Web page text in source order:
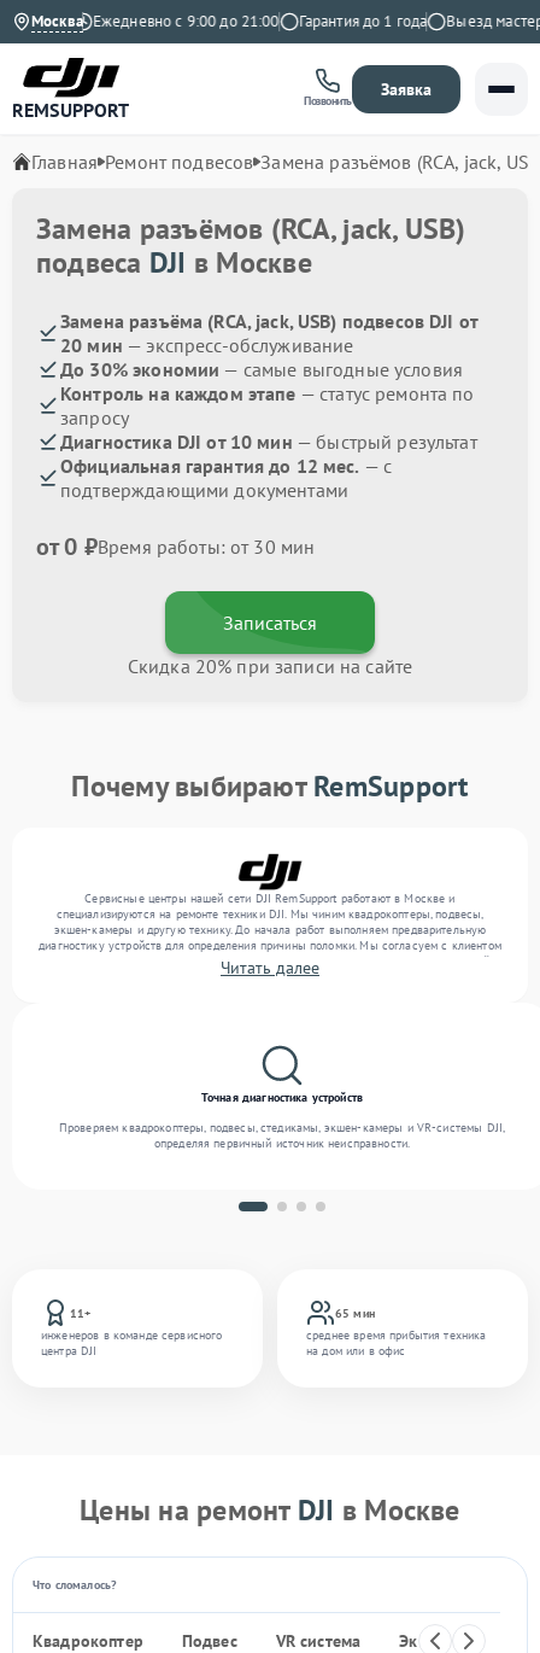
МоскваЕжедневно с 9:00 до 21:00 Гарантия до 1 года Выезд мастера
REMSUPPORT Позвонить
Заявка
Главная Ремонт подвесов Замена разъёмов (RCA, jack,
Замена разъёмов (RCA, jack, USB)
подвеса DJI в Москве
Замена разъёма (RCA, jack, USB) подвесов DJI от
20 мин — экспресс-обслуживание
До 30% экономии — самые выгодные условия
Контроль на каждом этапе — статус ремонта по
запросу
Диагностика DJI от 10 мин — быстрый результат
Официальная гарантия до 12 мес. — с
подтверждающими документами
от 0 ₽Время работы: от 30 мин
Записаться
Скидка 20% при записи на сайте
Почему выбираютRemSupport
Сервисные центры нашей сети DJI RemSupport работают в Москве и
специализируются на ремонте техники DJI. Мы чиним квадрокоптеры, подвесы,
экшен-камеры и другую технику. До начала работ выполняем предварительную
диагностику устройств для определения причины поломки. Мы согласуем с клиентом
перечень необходимых работ и их стоимость, затем выполняем ремонт с заменой
деталей по необходимости. В конце подтверждаем качество оказанных услуг
Читать далее
11+
инженеров в команде сервисного
центра DJI
65 мин
среднее время прибытия техника
на дом или в офис
Точная диагностика устройств
Проверяем квадрокоптеры, подвесы, стедикамы, экшен-камеры и VR-системы DJI,
определяя первичный источник неисправности.
Цены на ремонт DJI в Москве
Что сломалось?
Квадрокоптер Подвес VR система Экшен-камера